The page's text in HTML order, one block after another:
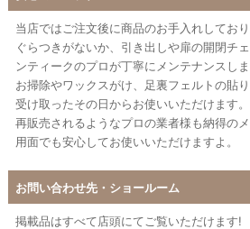
当店ではご注文後に商品のお手入れしており
ぐらつきがないか、引き出しや扉の開閉チ
ンティークのプロが丁寧にメンテナンスしま
お掃除やワックスがけ、足裏フェルトの貼
受け取ったその日からお使いいただけます。
再販売されるようなプロの業者様も納得の
用面でも安心してお使いいただけますよ。
お問い合わせ先・ショールーム
掲載品はすべて店頭にてご覧いただけます!